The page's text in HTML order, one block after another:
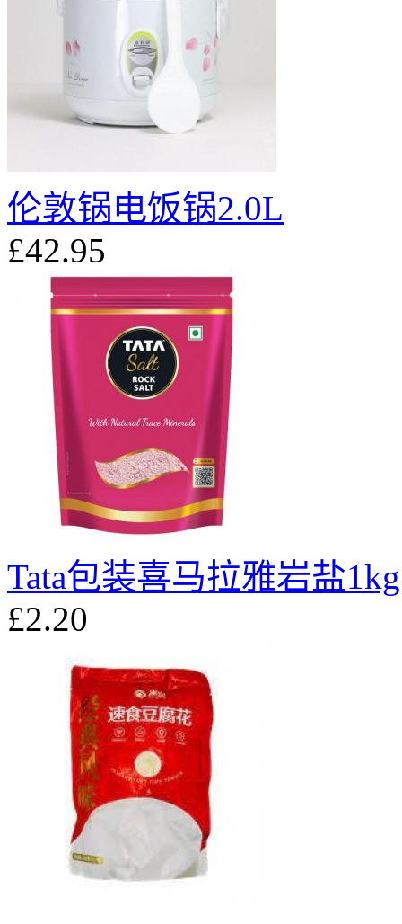
伦敦锅电饭锅2.0L
£42.95
Tata包装喜马拉雅岩盐1kg
£2.20